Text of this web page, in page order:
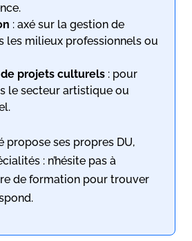
: axé sur la gestion de
les milieux professionnels ou
de projets culturels : pour
le secteur artistique ou
propose ses propres DU,
: n’hésite pas à
de formation pour trouver